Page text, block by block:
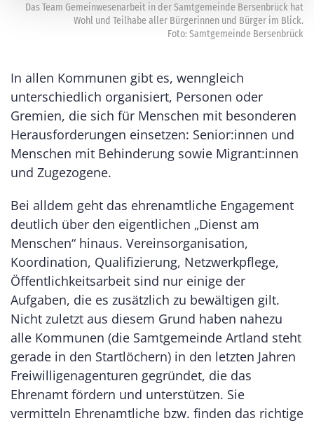
Das Team Gemeinwesenarbeit in der Samtgemeinde Bersenbrück hat
Wohl und Teilhabe aller Bürgerinnen und Bürger im Blick.
Foto: Samtgemeinde Bersenbrück
In allen Kommunen gibt es, wenngleich
unterschiedlich organisiert, Personen oder
Gremien, die sich für Menschen mit besonderen
Herausforderungen einsetzen: Senior:innen und
Menschen mit Behinderung sowie Migrant:innen
und Zugezogene.
Bei alldem geht das ehrenamtliche Engagement
deutlich über den eigentlichen „Dienst am
Menschen“ hinaus. Vereinsorganisation,
Koordination, Qualifizierung, Netzwerkpflege,
Öffentlichkeitsarbeit sind nur einige der
Aufgaben, die es zusätzlich zu bewältigen gilt.
Nicht zuletzt aus diesem Grund haben nahezu
alle Kommunen (die Samtgemeinde Artland steht
gerade in den Startlöchern) in den letzten Jahren
Freiwilligenagenturen gegründet, die das
Ehrenamt fördern und unterstützen. Sie
vermitteln Ehrenamtliche bzw. finden das richtige